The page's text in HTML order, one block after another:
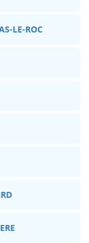
LE-ROC